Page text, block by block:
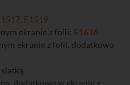
, E1519
ekranie z folii: E1616
ekranie z folii, dodatkowo
dodatkowo w ekranie z